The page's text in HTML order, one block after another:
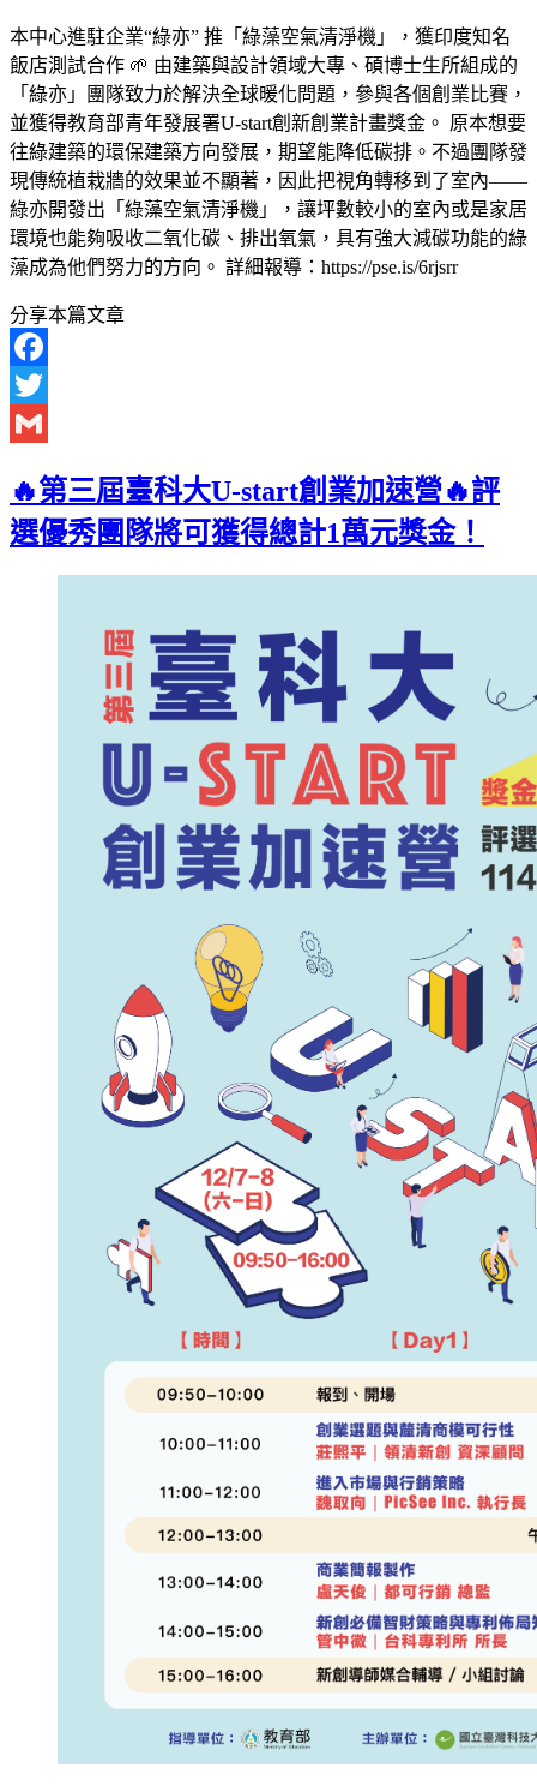
本中心進駐企業“綠亦” 推「綠藻空氣清淨機」，獲印度知名
飯店測試合作 🌱 由建築與設計領域大專、碩博士生所組成的
「綠亦」團隊致力於解決全球暖化問題，參與各個創業比賽，
並獲得教育部青年發展署U-start創新創業計畫獎金。 原本想要
往綠建築的環保建築方向發展，期望能降低碳排。不過團隊發
現傳統植栽牆的效果並不顯著，因此把視角轉移到了室內——
綠亦開發出「綠藻空氣清淨機」，讓坪數較小的室內或是家居
環境也能夠吸收二氧化碳、排出氧氣，具有強大減碳功能的綠
藻成為他們努力的方向。 詳細報導：https://pse.is/6rjsrr
分享本篇文章
Facebook
Twitter
🔥第三屆臺科大U-start創業加速營🔥評
選優秀團隊將可獲得總計1萬元獎金！